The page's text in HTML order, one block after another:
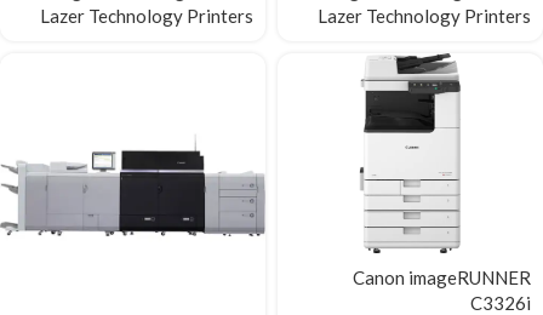
Lazer Technology Printers
Lazer Technology Printers
Canon imageRUNNER
C3326i